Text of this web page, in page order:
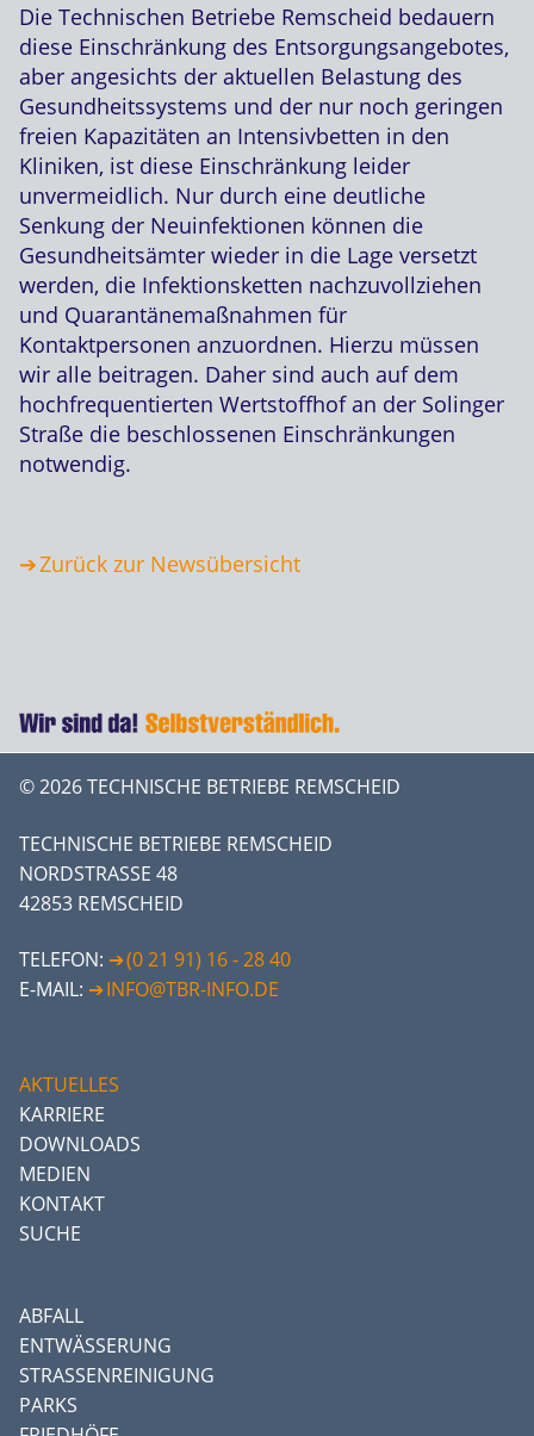
Die Technischen Betriebe Remscheid bedauern
diese Einschränkung des Entsorgungsangebotes,
aber angesichts der aktuellen Belastung des
Gesundheitssystems und der nur noch geringen
freien Kapazitäten an Intensivbetten in den
Kliniken, ist diese Einschränkung leider
unvermeidlich. Nur durch eine deutliche
Senkung der Neuinfektionen können die
Gesundheitsämter wieder in die Lage versetzt
werden, die Infektionsketten nachzuvollziehen
und Quarantänemaßnahmen für
Kontaktpersonen anzuordnen. Hierzu müssen
wir alle beitragen. Daher sind auch auf dem
hochfrequentierten Wertstoffhof an der Solinger
Straße die beschlossenen Einschränkungen
notwendig.
Zurück zur Newsübersicht
© 2026 TECHNISCHE BETRIEBE REMSCHEID
TECHNISCHE BETRIEBE REMSCHEID
NORDSTRASSE 48
42853 REMSCHEID
TELEFON:
(0 21 91) 16 - 28 40
E-MAIL:
INFO@TBR-INFO.DE
AKTUELLES
KARRIERE
DOWNLOADS
MEDIEN
KONTAKT
SUCHE
ABFALL
ENTWÄSSERUNG
STRASSENREINIGUNG
PARKS